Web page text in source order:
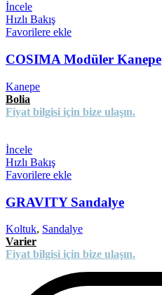
İncele
Hızlı Bakış
Favorilere ekle
COSIMA Modüler Kanepe
Kanepe
Bolia
Fiyat bilgisi için bize ulaşın.
İncele
Hızlı Bakış
Favorilere ekle
GRAVITY Sandalye
Koltuk, Sandalye
Varier
Fiyat bilgisi için bize ulaşın.